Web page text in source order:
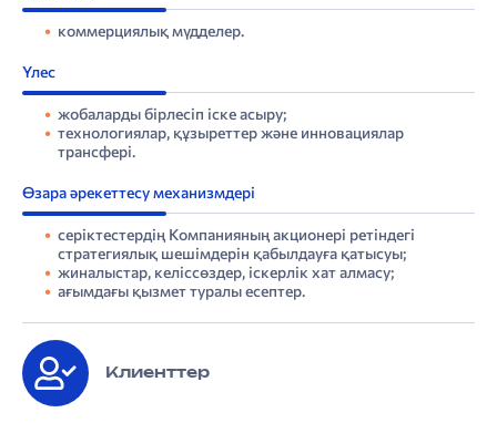
коммерциялық мүдделер.
Үлес
жобаларды бірлесіп іске асыру;
технологиялар, құзыреттер және инновациялар
трансфері.
Өзара әрекеттесу механизмдері
серіктестердің Компанияның акционері ретіндегі
стратегиялық шешімдерін қабылдауға қатысуы;
жиналыстар, келіссөздер, іскерлік хат алмасу;
ағымдағы қызмет туралы есептер.
Клиенттер